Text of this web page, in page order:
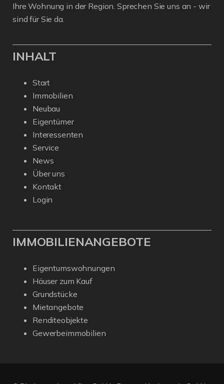
Ihre Wohnung in der Region. Sprechen Sie uns an - wir
sind für Sie da.
INHALT
Start
Immobilien
Neubau
Eigentümer
Interessenten
Service
News
Über uns
Kontakt
Login
IMMOBILIENANGEBOTE
Eigentumswohnungen
Häuser zum Kauf
Grundstücke
Mietangebote
Renditeobjekte
Gewerbeimmobilien